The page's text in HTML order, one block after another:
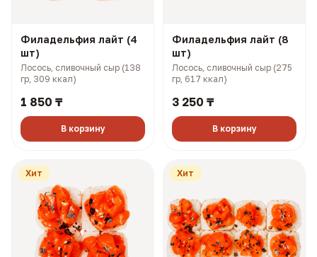
Филадельфия лайт (4
шт)
Лосось, сливочный сыр (138
гр, 309 ккал)
1 850 ₸
В корзину
Филадельфия лайт (8
шт)
Лосось, сливочный сыр (275
гр, 617 ккал)
3 250 ₸
В корзину
Хит Хит